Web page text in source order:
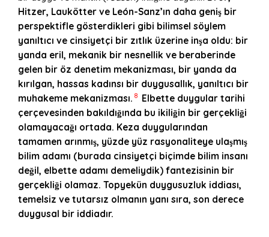
Hitzer, Laukötter ve León-Sanz’ın daha geniş bir
perspektifle gösterdikleri gibi bilimsel söylem
yanıltıcı ve cinsiyetçi bir zıtlık üzerine inşa oldu: bir
yanda eril, mekanik bir nesnellik ve beraberinde
gelen bir öz denetim mekanizması, bir yanda da
kırılgan, hassas kadınsı bir duygusallık, yanıltıcı bir
muhakeme mekanizması. 8 Elbette duygular tarihi
çerçevesinden bakıldığında bu ikiliğin bir gerçekliği
olamayacağı ortada. Keza duygularından
tamamen arınmış, yüzde yüz rasyonaliteye ulaşmış
bilim adamı (burada cinsiyetçi biçimde bilim insanı
değil, elbette adamı demeliydik) fantezisinin bir
gerçekliği olamaz. Topyekün duygusuzluk iddiası,
temelsiz ve tutarsız olmanın yanı sıra, son derece
duygusal bir iddiadır.